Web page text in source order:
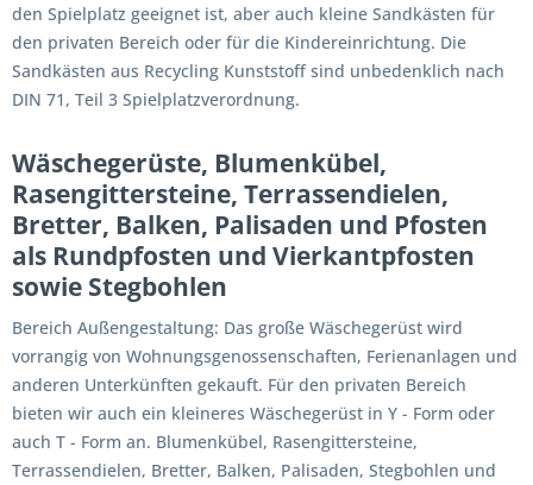
den Spielplatz geeignet ist, aber auch kleine Sandkästen für
den privaten Bereich oder für die Kindereinrichtung. Die
Sandkästen aus Recycling Kunststoff sind unbedenklich nach
DIN 71, Teil 3 Spielplatzverordnung.
Wäschegerüste, Blumenkübel,
Rasengittersteine, Terrassendielen,
Bretter, Balken, Palisaden und Pfosten
als Rundpfosten und Vierkantpfosten
sowie Stegbohlen
Bereich Außengestaltung: Das große Wäschegerüst wird
vorrangig von Wohnungsgenossenschaften, Ferienanlagen und
anderen Unterkünften gekauft. Für den privaten Bereich
bieten wir auch ein kleineres Wäschegerüst in Y - Form oder
auch T - Form an. Blumenkübel, Rasengittersteine,
Terrassendielen, Bretter, Balken, Palisaden, Stegbohlen und